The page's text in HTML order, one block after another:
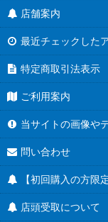
店舗案内
最近チェックした
特定商取引法表示
ご利用案内
当サイトの画像や
問い合わせ
【初回購入の方限
店頭受取について